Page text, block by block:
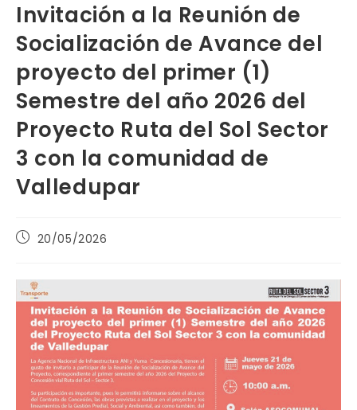
Invitación a la Reunión de
Socialización de Avance del
proyecto del primer (1)
Semestre del año 2026 del
Proyecto Ruta del Sol Sector
3 con la comunidad de
Valledupar
Publicación
entrada:
20/05/2026